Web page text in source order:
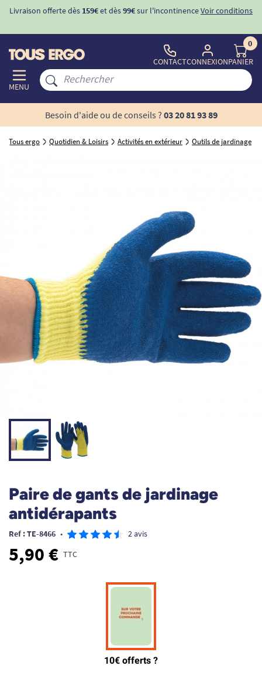
Livraison offerte dès 159€et dès99€sur l'incontinenceVoir conditions
MENU
CONTACTCONNEXION
0
PANIER
Besoin d'aide ou de conseils ? 03 20 81 93 89
Tous ergo Quotidien & Loisirs Activités en extérieur Outils de jardinage
Paire de gants de jardinage
antidérapants
Ref : TE-8466 • 2 avis
5,90 € TTC